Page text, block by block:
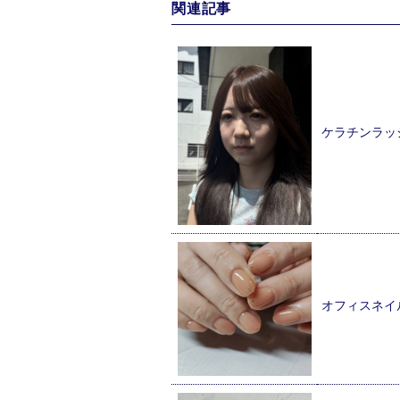
関連記事
ケラチンラッ
オフィスネイ